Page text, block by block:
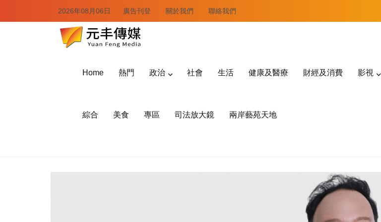
2026年08月06日 廣告刊登 關於我們 聯絡我們
Home 熱門 政治 社會 生活 健康及醫療 財經及消費 影視
綜合 美食 專區 司法放大鏡 兩岸藝苑天地